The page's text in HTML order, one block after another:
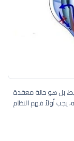
بل هو حالة معقدة
يجب أولاً فهم النظام